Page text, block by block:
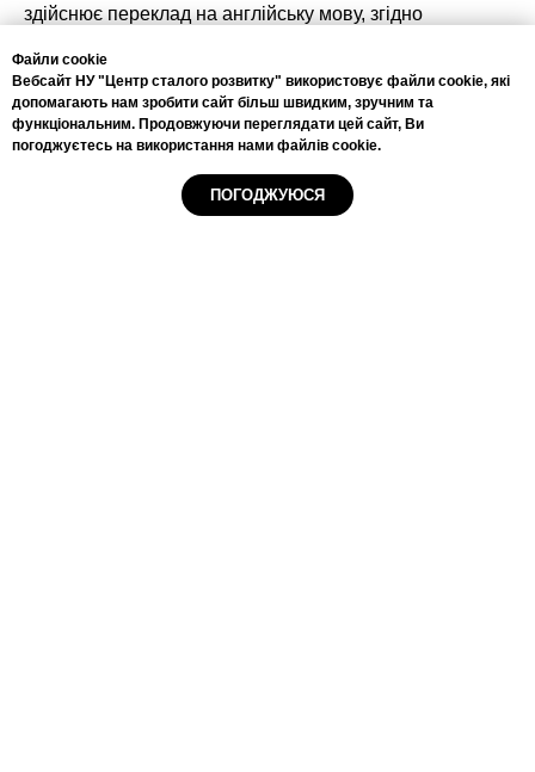
Файли cookie
Вебсайт НУ "Центр сталого розвитку" використовує файли cookie, які
допомагають нам зробити сайт більш швидким, зручним та
функціональним. Продовжуючи переглядати цей сайт, Ви
погоджуєтесь на використання нами файлів cookie.
ПОГОДЖУЮСЯ
здійснює переклад на англійську мову, згідно
статей, які повинні бути опубліковані англійською
мовою" Європейської асоціації наукових редакторів
(Лондон, Великобританія) від 14.09.2010 р.